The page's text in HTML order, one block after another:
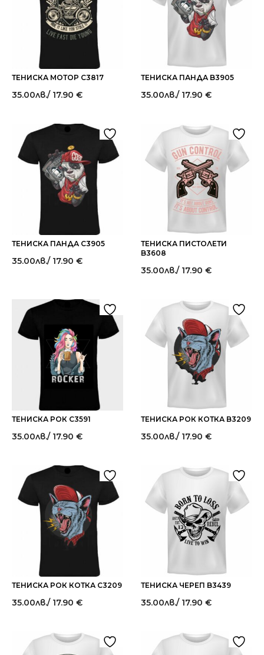
ТЕНИСКА МОТОР C3817
35.00лв./ 17.90 €
ТЕНИСКА ПАНДА B3905
35.00лв./ 17.90 €
ТЕНИСКА ПАНДА C3905
35.00лв./ 17.90 €
ТЕНИСКА ПИСТОЛЕТИ
B3608
35.00лв./ 17.90 €
ТЕНИСКА РОК C3591
35.00лв./ 17.90 €
ТЕНИСКА РОК КОТКА B3209
35.00лв./ 17.90 €
ТЕНИСКА РОК КОТКА C3209
35.00лв./ 17.90 €
ТЕНИСКА ЧЕРЕП B3439
35.00лв./ 17.90 €